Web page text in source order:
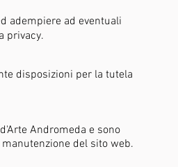
adempiere ad eventuali
privacy.
disposizioni per la tutela
Andromeda e sono
del sito web.